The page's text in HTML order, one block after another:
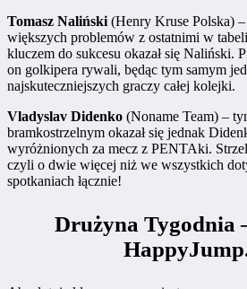
Tomasz Naliński (Henry Kruse Polska)
większych problemów z ostatnimi w
kluczem do sukcesu okazał się Naliński.
on golkipera rywali, będąc tym samym
najskuteczniejszych graczy całej kolejki.
Vladyslav Didenko (Noname Team) –
bramkostrzelnym okazał się jednak
wyróżnionych za mecz z PENTAki.
czyli o dwie więcej niż we wszystkich
spotkaniach łącznie!
Drużyna Tygodnia